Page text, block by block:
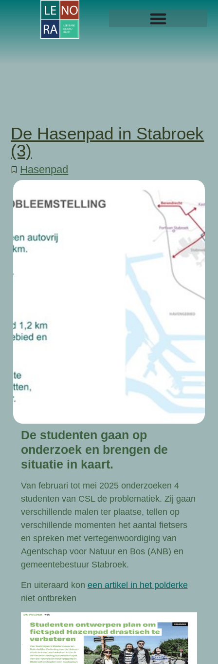
De Hasenpad in Stabroek
(3)
Hasenpad
De studenten gaan op
onderzoek en brengen de
situatie in kaart.
Van februari tot mei 2025 onderzoeken 4
studenten van CSL de problematiek. Zij gaan
verschillende malen ter plaatse, tellen op
verschillende momenten het aantal fietsers
en spreken met vertegenwoordiging van
Agentschap voor Natuur en Bos (ANB) en
gemeentebestuur Stabroek.
En uiteraard kon een artikel in het polderke
niet ontbreken